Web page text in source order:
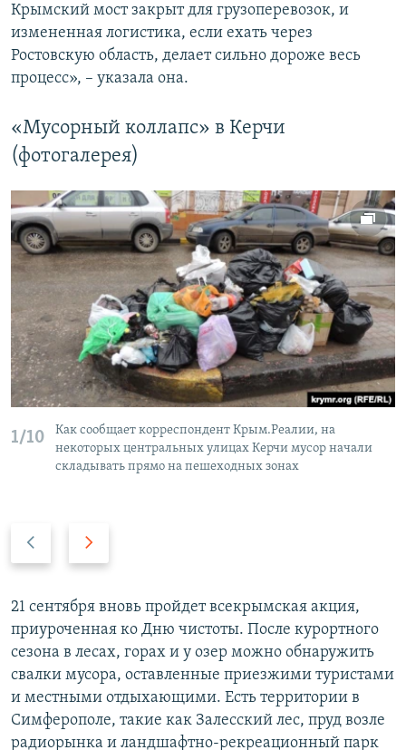
Крымский мост закрыт для грузоперевозок, и
измененная логистика, если ехать через
Ростовскую область, делает сильно дороже весь
процесс», – указала она.
«Мусорный коллапс» в Керчи
(фотогалерея)
1/10
Как сообщает корреспондент Крым.Реалии, на
некоторых центральных улицах Керчи мусор начали
складывать прямо на пешеходных зонах
д
ы
д
у
щ
и
й
д
у
ю
щ
и
й
с
21 сентября вновь пройдет всекрымская акция,
приуроченная ко Дню чистоты. После курортного
сезона в лесах, горах и у озер можно обнаружить
свалки мусора, оставленные приезжими туристами
и местными отдыхающими. Есть территории в
Симферополе, такие как Залесский лес, пруд возле
радиорынка и ландшафтно-рекреационный парк